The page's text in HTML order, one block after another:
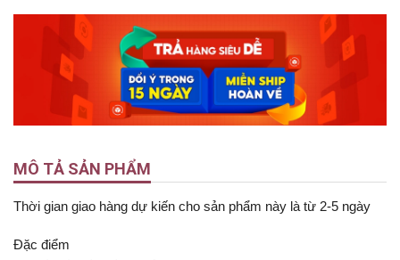
MÔ TẢ SẢN PHẨM
Thời gian giao hàng dự kiến cho sản phẩm này là từ 2-5 ngày
Đặc điểm